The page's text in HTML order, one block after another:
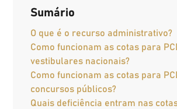
Sumário
O que é o recurso administrativo?
Como funcionam as cotas para
vestibulares nacionais?
Como funcionam as cotas para
concursos públicos?
Quais deficiência entram nas